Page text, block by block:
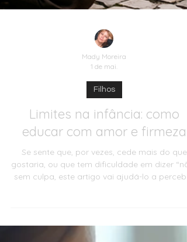
1 de mai.
Filhos
Limites na infância: como
educar com amor e firmeza
sem culpa, este artigo vai ajudá-lo a
o que está realmente em jogo — e como